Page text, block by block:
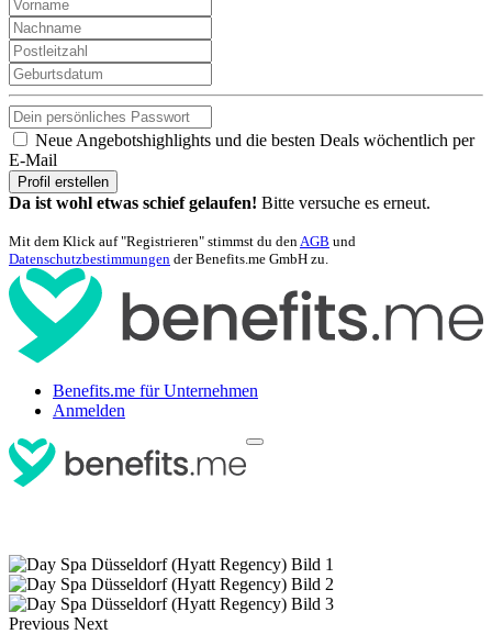
Neue Angebotshighlights und die besten Deals wöchentlich per
E-Mail
Profil erstellen
Da ist wohl etwas schief gelaufen! Bitte versuche es erneut.
Mit dem Klick auf "Registrieren" stimmst du denAGB und
Datenschutzbestimmungen der Benefits.me GmbH zu.
Benefits.me für Unternehmen
Anmelden
Previous Next